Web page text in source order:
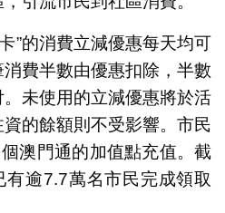
”的消費立減優惠每天均可
費半數由優惠扣除，半數
未使用的立減優惠將於活
的餘額則不受影響。市民
澳門通的加值點充值。截
逾7.7萬名市民完成領取